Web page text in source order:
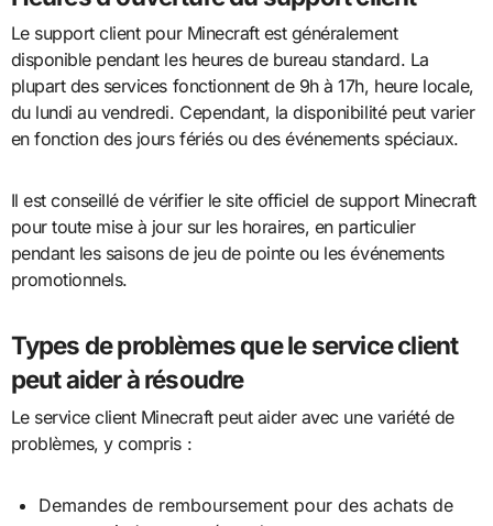
Le support client pour Minecraft est généralement
disponible pendant les heures de bureau standard. La
plupart des services fonctionnent de 9h à 17h, heure locale,
du lundi au vendredi. Cependant, la disponibilité peut varier
en fonction des jours fériés ou des événements spéciaux.
Il est conseillé de vérifier le site officiel de support Minecraft
pour toute mise à jour sur les horaires, en particulier
pendant les saisons de jeu de pointe ou les événements
promotionnels.
Types de problèmes que le service client
peut aider à résoudre
Le service client Minecraft peut aider avec une variété de
problèmes, y compris :
Demandes de remboursement pour des achats de